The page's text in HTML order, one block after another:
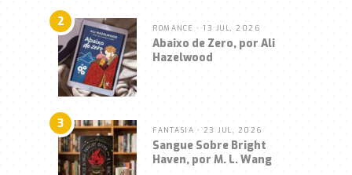
2 ROMANCE • 13 JUL, 2026
Abaixo de Zero, por Ali
Hazelwood
3 FANTASIA • 23 JUL, 2026
Sangue Sobre Bright
Haven, por M. L. Wang